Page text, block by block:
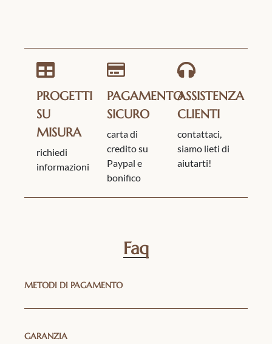
PROGETTI
SU
MISURA
richiedi
informazioni
PAGAMENTO
SICURO
carta di
credito su
Paypal e
bonifico
ASSISTENZA
CLIENTI
contattaci,
siamo lieti di
aiutarti!
Faq
METODI DI PAGAMENTO
GARANZIA